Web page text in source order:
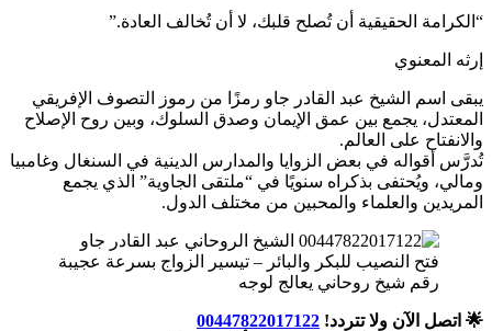
“الكرامة الحقيقية أن تُصلح قلبك، لا أن تُخالف العادة.”
إرثه المعنوي
يبقى اسم الشيخ عبد القادر جاو رمزًا من رموز التصوف الإفريقي
المعتدل، يجمع بين عمق الإيمان وصدق السلوك، وبين روح الإصلاح
والانفتاح على العالم.
تُدرَّس أقواله في بعض الزوايا والمدارس الدينية في السنغال وغامبيا
ومالي، ويُحتفى بذكراه سنويًا في “ملتقى الجاوية” الذي يجمع
المريدين والعلماء والمحبين من مختلف الدول.
رقم شيخ روحاني يعالج لوجه
🌟 اتصل الآن ولا تتردد! 00447822017122